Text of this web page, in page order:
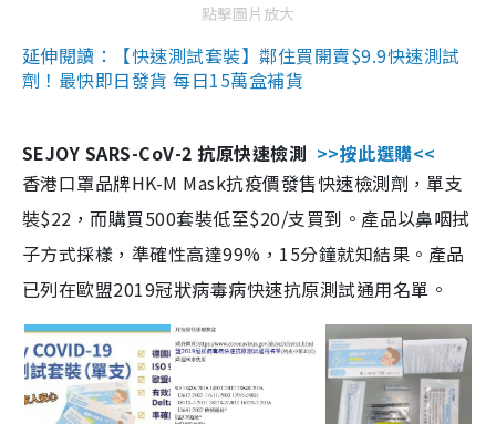
點擊圖片放大
延伸閱讀：【快速測試套裝】鄰住買開賣$9.9快速測試
劑！最快即日發貨 每日15萬盒補貨
SEJOY SARS-CoV-2 抗原快速檢測 >>按此選購<<
香港口罩品牌HK-M Mask抗疫價發售快速檢測劑，單支
裝$22，而購買500套裝低至$20/支買到。產品以鼻咽拭
子方式採樣，準確性高達99%，15分鐘就知結果。產品
已列在歐盟2019冠狀病毒病快速抗原測試通用名單。